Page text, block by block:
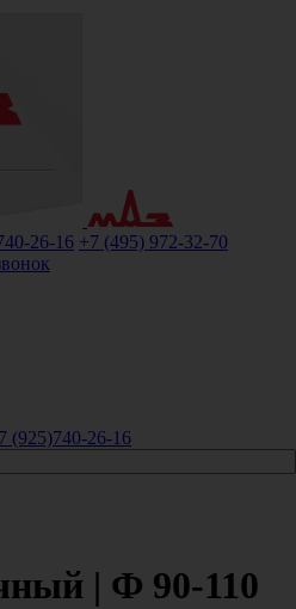
26-16 +7 (495) 972-32-70
(925)740-26-16
| Ф 90-110